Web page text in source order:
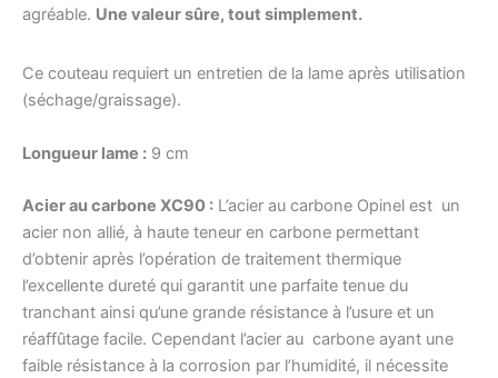
agréable. Une valeur sûre, tout simplement.
Ce couteau requiert un entretien de la lame après utilisation
(séchage/graissage).
Longueur lame : 9 cm
Acier au carbone XC90 : L’acier au carbone Opinel est un
acier non allié, à haute teneur en carbone permettant
d’obtenir après l’opération de traitement thermique
l’excellente dureté qui garantit une parfaite tenue du
tranchant ainsi qu’une grande résistance à l’usure et un
réaffûtage facile. Cependant l’acier au carbone ayant une
faible résistance à la corrosion par l’humidité, il nécessite